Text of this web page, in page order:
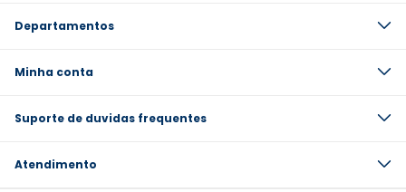
Departamentos
Minha conta
Suporte de duvidas frequentes
Atendimento